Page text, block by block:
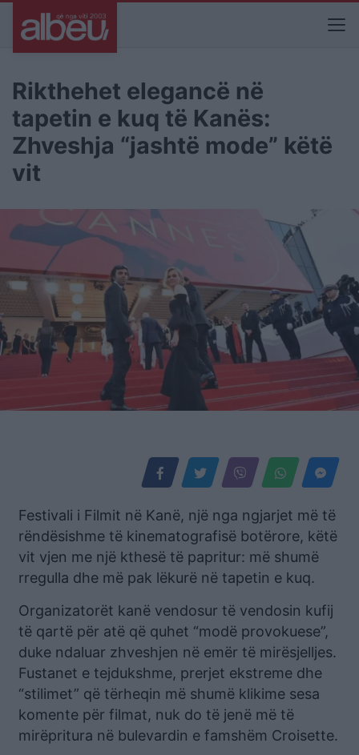
Rikthehet elegancë në
tapetin e kuq të Kanës:
Zhveshja “jashtë mode” këtë
vit
Festivali i Filmit në Kanë, një nga ngjarjet më të
rëndësishme të kinematografisë botërore, këtë
vit vjen me një kthesë të papritur: më shumë
rregulla dhe më pak lëkurë në tapetin e kuq.
Organizatorët kanë vendosur të vendosin kufij
të qartë për atë që quhet “modë provokuese”,
duke ndaluar zhveshjen në emër të mirësjelljes.
Fustanet e tejdukshme, prerjet ekstreme dhe
“stilimet” që tërheqin më shumë klikime sesa
komente për filmat, nuk do të jenë më të
mirëpritura në bulevardin e famshëm Croisette.